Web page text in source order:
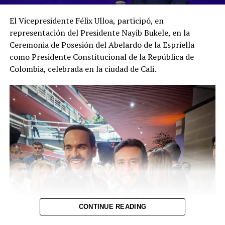
UP NEXT
Parroquia de San Marcos informa el fallecimiento de
sacerdote investigado por abuso sexual
DON'T MISS
¡Sorteo LOTRA N° 450 dedicado a la Estrategia El
Salvador “Family Friendly”!
El Vicepresidente Félix Ulloa, participó, en
representación del Presidente Nayib Bukele, en la
Ceremonia de Posesión del Abelardo de la Espriella
como Presidente Constitucional de la República de
Colombia, celebrada en la ciudad de Cali.
CONTINUE READING